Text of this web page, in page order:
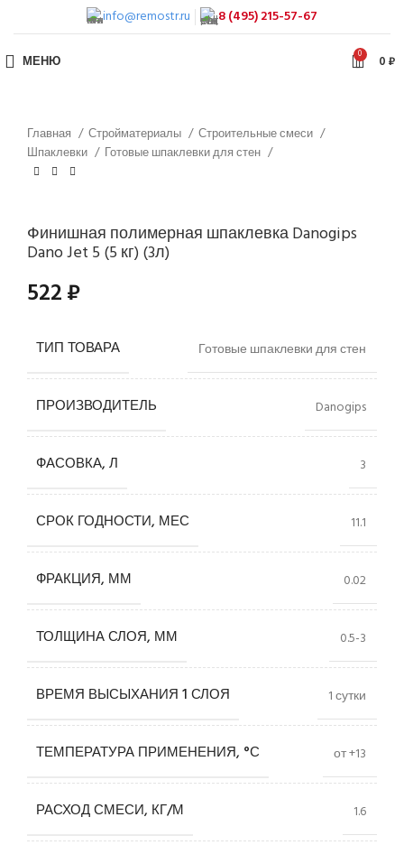
info@remostr.ru 8 (495) 215-57-67
МЕНЮ 0 0₽
Главная Стройматериалы
Строительные смеси
Шпаклевки
Готовые шпаклевки для стен
Финишная полимерная шпаклевка Danogips
Dano Jet 5 (5 кг) (3л)
522₽
ТИП ТОВАРА Готовые шпаклевки для стен
ПРОИЗВОДИТЕЛЬ Danogips
ФАСОВКА, Л 3
СРОК ГОДНОСТИ, МЕС 11.1
ФРАКЦИЯ, ММ 0.02
ТОЛЩИНА СЛОЯ, ММ 0.5-3
ВРЕМЯ ВЫСЫХАНИЯ 1 СЛОЯ 1 сутки
ТЕМПЕРАТУРА ПРИМЕНЕНИЯ, °С от +13
РАСХОД СМЕСИ, КГ/М 1.6